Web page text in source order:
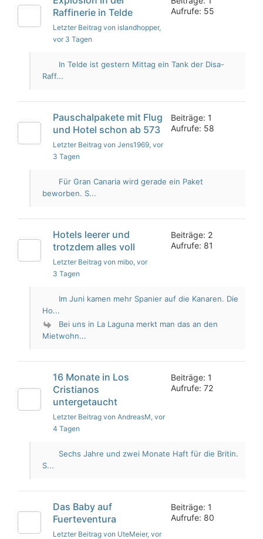
Raffinerie in Telde
Letzter Beitrag von islandhopper,
vor 3 Tagen
Aufrufe: 55
In Telde ist gestern Mittag ein Tank der Disa-
Raff...
Pauschalpakete mit Flug
und Hotel schon ab 573
Letzter Beitrag von Jens1969, vor
3 Tagen
Beiträge: 1
Aufrufe: 58
Für Gran Canaria wird gerade ein Paket
beworben. S...
Hotels leerer und
trotzdem alles voll
Letzter Beitrag von mibo, vor
3 Tagen
Beiträge: 2
Aufrufe: 81
Im Juni kamen mehr Spanier auf die Kanaren. Die
Ho...
Bei uns in La Laguna merkt man das an den
Mietwohn...
16 Monate in Los
Cristianos
untergetaucht
Letzter Beitrag von AndreasM, vor
4 Tagen
Beiträge: 1
Aufrufe: 72
Sechs Jahre und zwei Monate Haft für die Britin.
S...
Das Baby auf
Fuerteventura
Letzter Beitrag von UteMeier, vor
Beiträge: 1
Aufrufe: 80